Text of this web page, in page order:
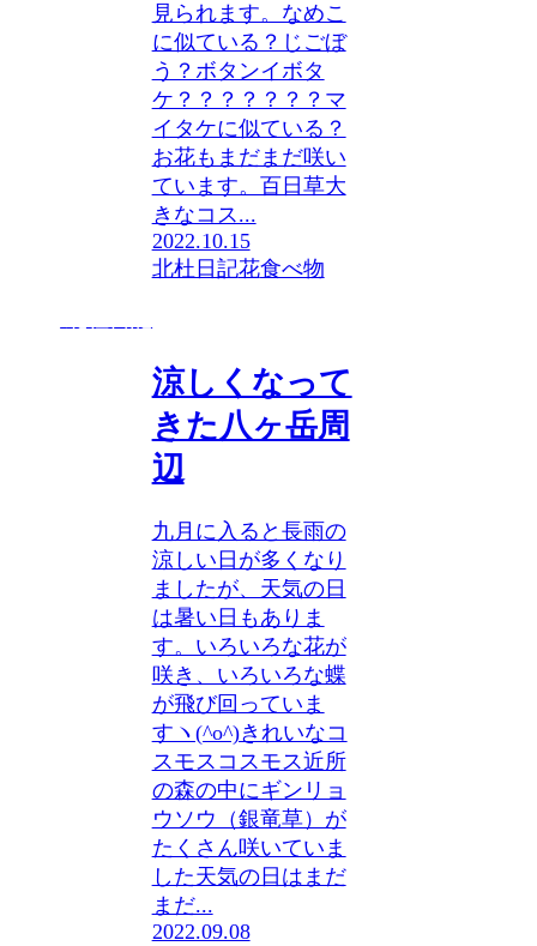
見られます。なめこ
に似ている？じごぼ
う？ボタンイボタ
ケ？？？？？？？マ
イタケに似ている？
お花もまだまだ咲い
ています。百日草大
きなコス...
2022.10.15
北杜日記花食べ物
涼しくなって
きた八ヶ岳周
辺
九月に入ると長雨の
涼しい日が多くなり
ましたが、天気の日
は暑い日もありま
す。いろいろな花が
咲き、いろいろな蝶
が飛び回っていま
すヽ(^o^)きれいなコ
スモスコスモス近所
の森の中にギンリョ
ウソウ（銀竜草）が
たくさん咲いていま
した天気の日はまだ
まだ...
2022.09.08